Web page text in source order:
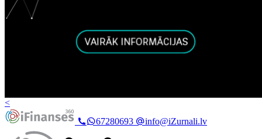
<
67280693
info@iZurnali.lv